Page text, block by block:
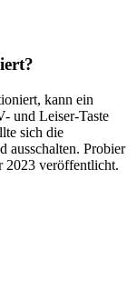
kann ein
und Leiser-Taste
sich die
ausschalten. Probier
2023 veröffentlicht.